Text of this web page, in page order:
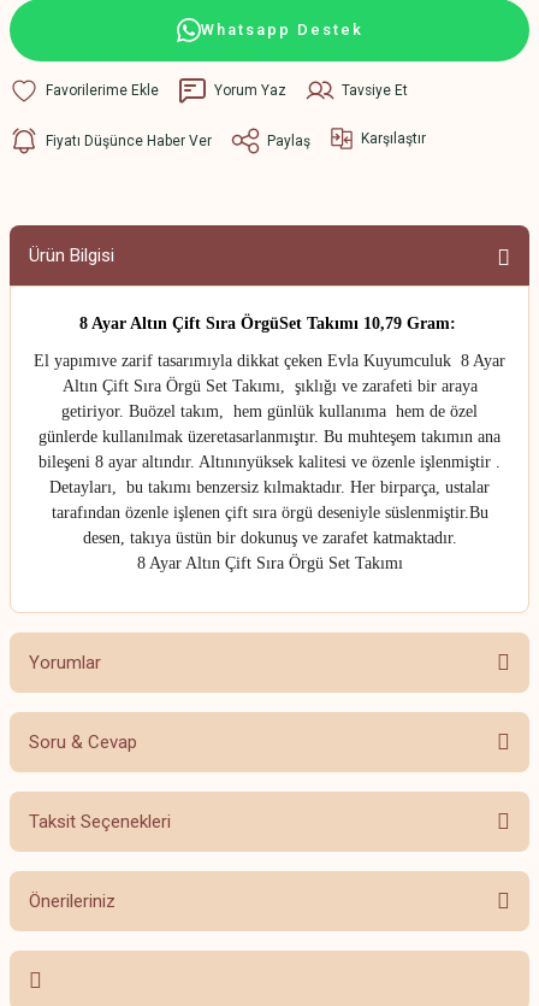
Whatsapp Destek
Yorum Yaz Tavsiye Et
Fiyatı Düşünce Haber Ver Paylaş Karşılaştır
Ürün Bilgisi
8 Ayar Altın Çift Sıra ÖrgüSet Takımı 10,79 Gram:
El yapımıve zarif tasarımıyla dikkat çeken Evla Kuyumculuk 8 Ayar
Altın Çift Sıra Örgü Set Takımı, şıklığı ve zarafeti bir araya
getiriyor. Buözel takım, hem günlük kullanıma hem de özel
günlerde kullanılmak üzeretasarlanmıştır. Bu muhteşem takımın ana
bileşeni 8 ayar altındır. Altınınyüksek kalitesi ve özenle işlenmiştir .
Detayları, bu takımı benzersiz kılmaktadır. Her birparça, ustalar
tarafından özenle işlenen çift sıra örgü deseniyle süslenmiştir.Bu
desen, takıya üstün bir dokunuş ve zarafet katmaktadır.
8 Ayar Altın Çift Sıra Örgü Set Takımı
Yorumlar
Bu ürüne ilk yorumu siz yapın!
Soru & Cevap
Ürün hakkında henüz soru sorulmamış.
Taksit Seçenekleri
Önerileriniz
Bu ürünün fiyat bilgisi, resim, ürün açıklamalarında ve diğer konularda
yetersiz gördüğünüz noktaları öneri formunu kullanarak tarafımıza